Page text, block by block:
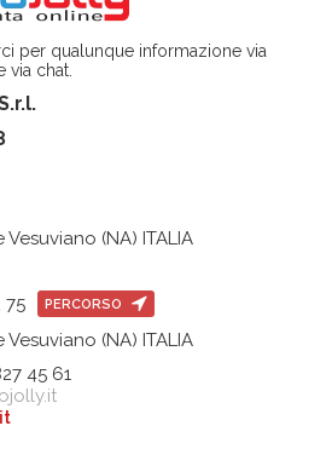
per qualunque informazione via
chat.
(NA) ITALIA
75 PERCORSO
(NA) ITALIA
45 61